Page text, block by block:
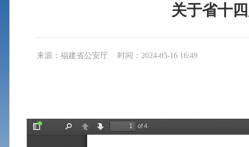
关于省十
来源：福建省公安厅 时间：2024-05-16 16:49